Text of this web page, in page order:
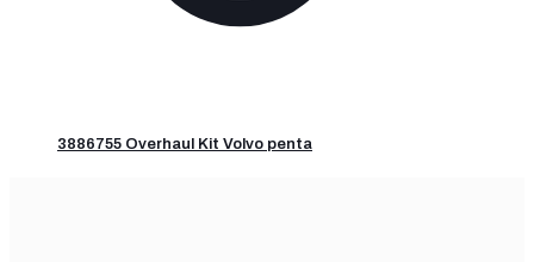
3886755 Overhaul Kit Volvo penta